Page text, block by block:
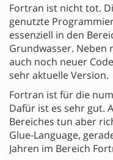
Fortran ist nicht tot.
genutzte
essenziell in den
Grundwasser. Neben
auch noch neuer
sehr aktuelle Version.
Fortran ist für die
Dafür ist es sehr gut.
Bereiches tun aber
Glue-Language,
Jahren im Bereich